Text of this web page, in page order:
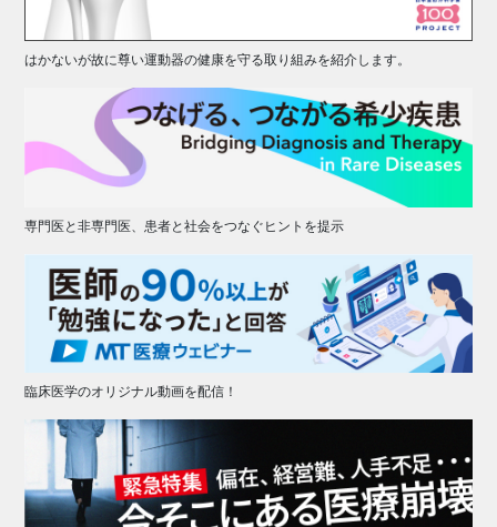
はかないが故に尊い運動器の健康を守る取り組みを紹介します。
専門医と非専門医、患者と社会をつなぐヒントを提示
臨床医学のオリジナル動画を配信！